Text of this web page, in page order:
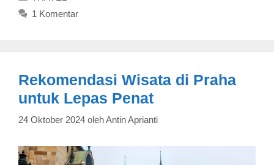
1 Komentar
Rekomendasi Wisata di Praha
untuk Lepas Penat
24 Oktober 2024 olehAntin Aprianti